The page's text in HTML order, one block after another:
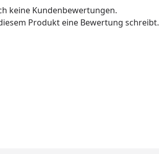
keine Kundenbewertungen.
Produkt eine Bewertung schreibt.